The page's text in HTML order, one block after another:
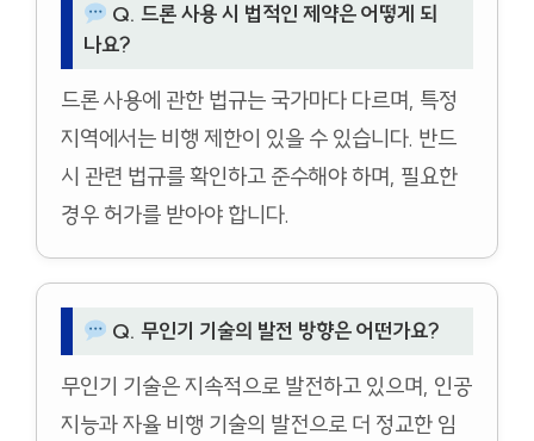
Q. 드론 사용 시 법적인 제약은 어떻게 되
나요?
드론 사용에 관한 법규는 국가마다 다르며, 특정
지역에서는 비행 제한이 있을 수 있습니다. 반드
시 관련 법규를 확인하고 준수해야 하며, 필요한
경우 허가를 받아야 합니다.
Q. 무인기 기술의 발전 방향은 어떤가요?
무인기 기술은 지속적으로 발전하고 있으며, 인공
지능과 자율 비행 기술의 발전으로 더 정교한 임